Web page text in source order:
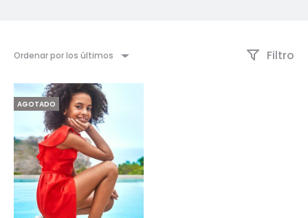
Ordenar por los últimos Filtro
AGOTADO